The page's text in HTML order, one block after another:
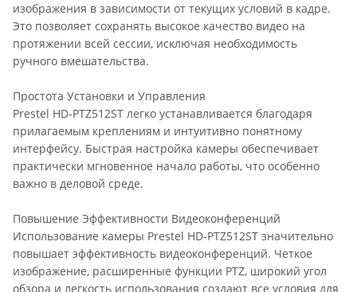
изображения в зависимости от текущих условий в кадре.
Это позволяет сохранять высокое качество видео на
протяжении всей сессии, исключая необходимость
ручного вмешательства.
Простота Установки и Управления
Prestel HD-PTZ512ST легко устанавливается благодаря
прилагаемым креплениям и интуитивно понятному
интерфейсу. Быстрая настройка камеры обеспечивает
практически мгновенное начало работы, что особенно
важно в деловой среде.
Повышение Эффективности Видеоконференций
Использование камеры Prestel HD-PTZ512ST значительно
повышает эффективность видеоконференций. Четкое
изображение, расширенные функции PTZ, широкий угол
обзора и легкость использования создают все условия для